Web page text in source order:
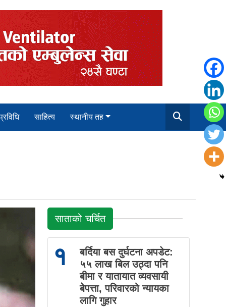
साहित्य स्थानीय तह
साताको चर्चित
१
बर्दिया बस दुर्घटना अपडेट:
५५ लाख बिल उठ्दा पनि
बीमा र यातायात व्यवसायी
बेपत्ता, परिवारको न्यायका
लागि गुहार